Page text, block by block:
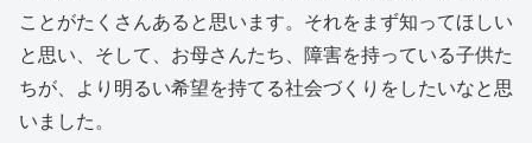
ことがたくさんあると思います。それをまず知ってほしい
と思い、そして、お母さんたち、障害を持っている子供た
ちが、より明るい希望を持てる社会づくりをしたいなと思
いました。